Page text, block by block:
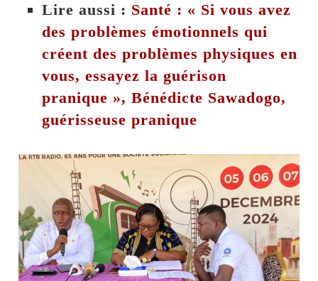
Lire aussi : Santé : « Si vous avez
des problèmes émotionnels qui
créent des problèmes physiques en
vous, essayez la guérison
pranique », Bénédicte Sawadogo,
guérisseuse pranique